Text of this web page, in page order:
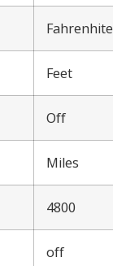
Fahrenhite
Feet
Off
Miles
4800
off